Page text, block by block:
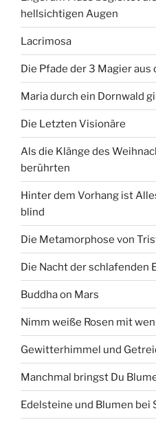
hellsichtigen Augen
Lacrimosa
Die Pfade der 3 Magier aus
Maria durch ein Dornwald
Die Letzten Visionäre
Als die Klänge des
berührten
Hinter dem Vorhang ist
blind
Die Metamorphose von
Die Nacht der schlafenden
Buddha on Mars
Nimm weiße Rosen mit
Gewitterhimmel und
Manchmal bringst Du
Edelsteine und Blumen bei